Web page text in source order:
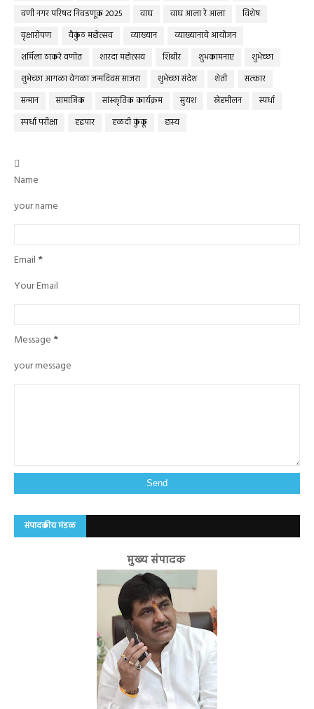
वणी नगर परिषद निवडणूक 2025
वाघ वाघ आला रे आला
विशेष
वृक्षारोपण
वैकुंठ महोत्सव व्याख्यान
व्याख्यानाचे आयोजन
शर्मिला ठाकरे वणीत
शारदा महोत्सव शिबीर शुभकामनाए
शुभेच्छा
शुभेच्छा आगळा वेगळा जन्मदिवस साजरा
शुभेच्छा संदेश शेती
सत्कार
सन्मान
सामाजिक सांस्कृतिक कार्यक्रम सुयश स्नेहमीलन
स्पर्धा
स्पर्धा परीक्षा
हद्दपार हळदी कुंकू हास्य

Name
your name
Email *
Your Email
Message *
your message
संपादकीय मंडळ
मुख्य संपादक